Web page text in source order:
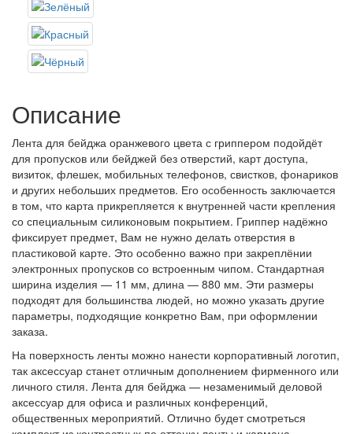
Описание
Лента для бейджа оранжевого цвета с гриппером подойдёт
для пропусков или бейджей без отверстий, карт доступа,
визиток, флешек, мобильных телефонов, свистков, фонариков
и других небольших предметов. Его особенность заключается
в том, что карта прикрепляется к внутренней части крепления
со специальным силиконовым покрытием. Гриппер надёжно
фиксирует предмет, Вам не нужно делать отверстия в
пластиковой карте. Это особенно важно при закреплёнии
электронных пропусков со встроенным чипом. Стандартная
ширина изделия — 11 мм, длина — 880 мм. Эти размеры
подходят для большинства людей, но можно указать другие
параметры, подходящие конкретно Вам, при оформлении
заказа.
На поверхность ленты можно нанести корпоративный логотип,
так аксессуар станет отличным дополнением фирменного или
личного стиля. Лента для бейджа — незаменимый деловой
аксессуар для офиса и различных конференций,
общественных мероприятий. Отлично будет смотреться